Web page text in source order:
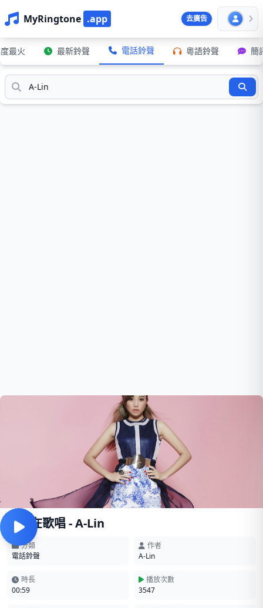
MyRingtone .app 去廣告
最火 最新鈴聲 電話鈴聲 粵語鈴聲 簡
幸福在歌唱 - A-Lin
分類
電話鈴聲
作者
A-Lin
時長
00:59
播放次數
3547